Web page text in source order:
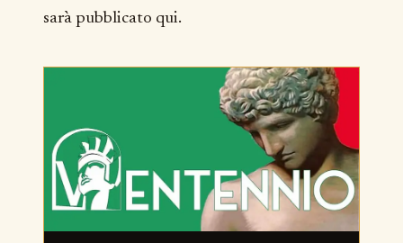
sarà pubblicato qui.